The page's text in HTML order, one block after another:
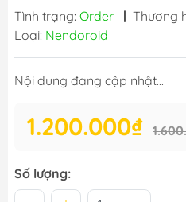
Tình trạng: Order | Thương
Loại: Nendoroid
Nội dung đang cập nhật...
1.200.000₫
Số lượng: